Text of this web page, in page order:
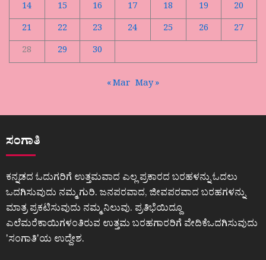
14
15 16 17 18 19
20
21
22 23 24 25 26
27
28
29 30
« Mar May »
ಸಂಗಾತಿ
ಕನ್ನಡದ ಓದುಗರಿಗೆ ಉತ್ತಮವಾದ ಎಲ್ಲ ಪ್ರಕಾರದ ಬರಹಳನ್ನು ಓದಲು
ಒದಗಿಸುವುದು ನಮ್ಮ ಗುರಿ. ಜನಪರವಾದ, ಜೀವಪರವಾದ ಬರಹಗಳನ್ನು
ಮಾತ್ರ ಪ್ರಕಟಿಸುವುದು ನಮ್ಮ ನಿಲುವು. ಪ್ರತಿಭೆಯಿದ್ದೂ
ಎಲೆಮರೆಕಾಯಿಗಳಂತಿರುವ ಉತ್ತಮ ಬರಹಗಾರರಿಗೆ ವೇದಿಕೆಒದಗಿಸುವುದು
ʼಸಂಗಾತಿʼಯ ಉದ್ದೇಶ.